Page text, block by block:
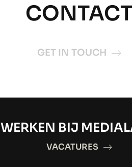
CONTACT
GET IN TOUCH
WERKEN BIJ
VACATURES